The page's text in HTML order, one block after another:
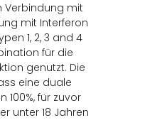
Verbindung mit
mit Interferon
1, 2, 3 and 4
für die
genutzt. Die
eine duale
für zuvor
unter 18 Jahren